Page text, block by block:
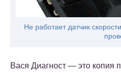
Не работает датчик
Вася Диагност — это копия